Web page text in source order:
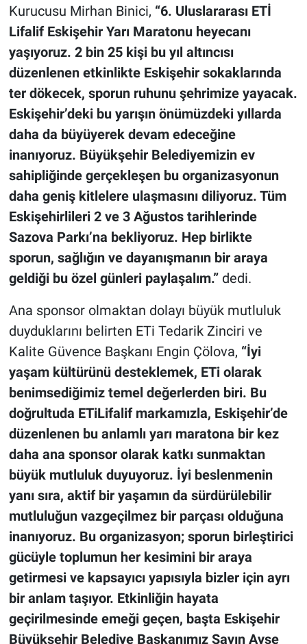
Kurucusu Mirhan Binici, “6. Uluslararası ETİ
Lifalif Eskişehir Yarı Maratonu heyecanı
yaşıyoruz. 2 bin 25 kişi bu yıl altıncısı
düzenlenen etkinlikte Eskişehir sokaklarında
ter dökecek, sporun ruhunu şehrimize yayacak.
Eskişehir’deki bu yarışın önümüzdeki yıllarda
daha da büyüyerek devam edeceğine
inanıyoruz. Büyükşehir Belediyemizin ev
sahipliğinde gerçekleşen bu organizasyonun
daha geniş kitlelere ulaşmasını diliyoruz. Tüm
Eskişehirlileri 2 ve 3 Ağustos tarihlerinde
Sazova Parkı’na bekliyoruz. Hep birlikte
sporun, sağlığın ve dayanışmanın bir araya
geldiği bu özel günleri paylaşalım.”dedi.
Ana sponsor olmaktan dolayı büyük mutluluk
duyduklarını belirten ETi Tedarik Zinciri ve
Kalite Güvence Başkanı Engin Çölova, “İyi
yaşam kültürünü desteklemek, ETi olarak
benimsediğimiz temel değerlerden biri. Bu
doğrultuda ETiLifalif markamızla, Eskişehir’de
düzenlenen bu anlamlı yarı maratona bir kez
daha ana sponsor olarak katkı sunmaktan
büyük mutluluk duyuyoruz. İyi beslenmenin
yanı sıra, aktif bir yaşamın da sürdürülebilir
mutluluğun vazgeçilmez bir parçası olduğuna
inanıyoruz. Bu organizasyon; sporun birleştirici
gücüyle toplumun her kesimini bir araya
getirmesi ve kapsayıcı yapısıyla bizler için ayrı
bir anlam taşıyor. Etkinliğin hayata
geçirilmesinde emeği geçen, başta Eskişehir
Büyükşehir Belediye Başkanımız Sayın Ayşe